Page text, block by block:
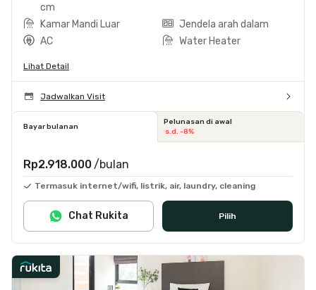
cm
Kamar Mandi Luar
Jendela arah dalam
AC
Water Heater
Lihat Detail
Jadwalkan Visit
Bayar bulanan
Pelunasan di awal
s.d. -8%
Rp2.918.000 /bulan
Termasuk internet/wifi, listrik, air, laundry, cleaning
Pilih
Chat Rukita